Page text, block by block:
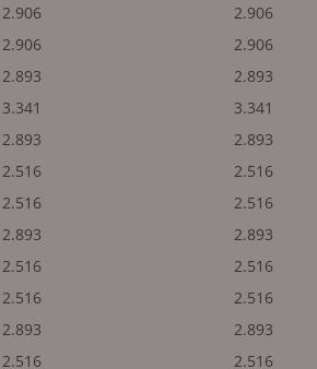
2.906
2.906
2.906
2.906
2.893
2.893
3.341
3.341
2.893
2.893
2.516
2.516
2.516
2.516
2.893
2.893
2.516
2.516
2.516
2.516
2.893
2.893
2.516 2.516